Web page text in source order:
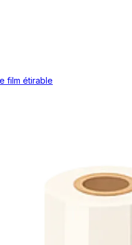
film étirable